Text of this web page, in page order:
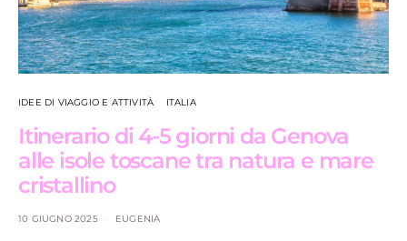
IDEE DI VIAGGIO E ATTIVITÀ ITALIA
Itinerario di 4-5 giorni da Genova
alle isole toscane tra natura e mare
cristallino
10 GIUGNO 2025 EUGENIA